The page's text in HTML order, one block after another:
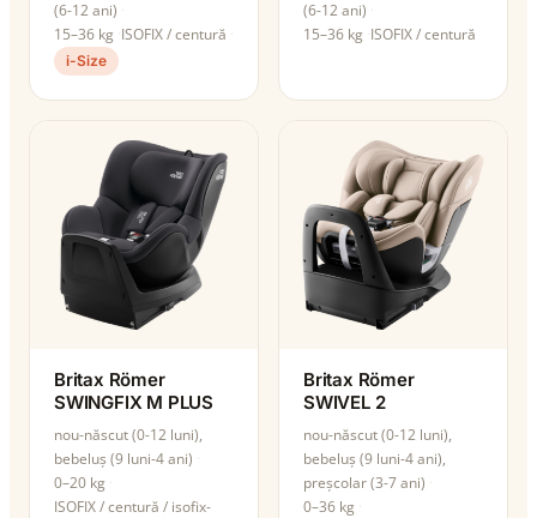
(6-12 ani)
15–36 kg ISOFIX / centură
i-Size
(6-12 ani)
15–36 kg ISOFIX / centură
Britax Römer
SWINGFIX M PLUS
nou-născut (0-12 luni),
bebeluș (9 luni-4 ani)
0–20 kg
ISOFIX / centură / isofix-
Britax Römer
SWIVEL 2
nou-născut (0-12 luni),
bebeluș (9 luni-4 ani),
preșcolar (3-7 ani)
0–36 kg